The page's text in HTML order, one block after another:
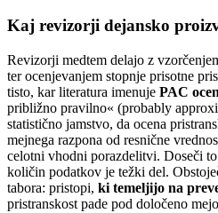
Kaj revizorji dejansko
Revizorji medtem delajo z
ter ocenjevanjem stopnje prisotne
tisto, kar literatura imenuje PAC
približno pravilno« (probably
statistično jamstvo, da ocena
mejnega razpona od resnične
celotni vhodni porazdelitvi. Doseči
količin podatkov je težki del.
tabora: pristopi, ki temeljijo na
pristranskost pade pod določeno